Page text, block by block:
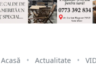
Acasă • Actualitate •